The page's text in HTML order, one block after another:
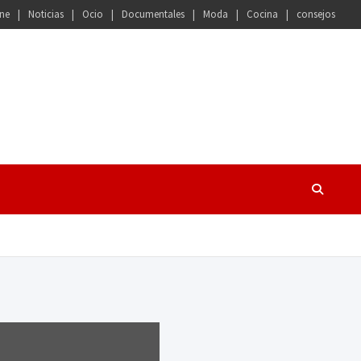
Noticias Ocio Documentales Moda Cocina consejos